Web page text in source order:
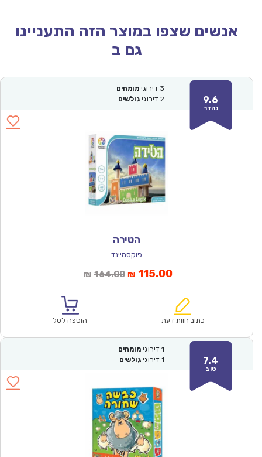
אנשים שצפו במוצר הזה התעניינו
גם ב
9.6
נהדר
3 דירוגי מומחים
2 דירוגי גולשים
הטירה
פוקסמיינד
₪ 164.00המחיר
₪164.00.
₪ 115.00המחיר
הוא:
כתוב חוות דעת הוספה לסל
7.4
טוב
1 דירוגי מומחים
1 דירוגי גולשים